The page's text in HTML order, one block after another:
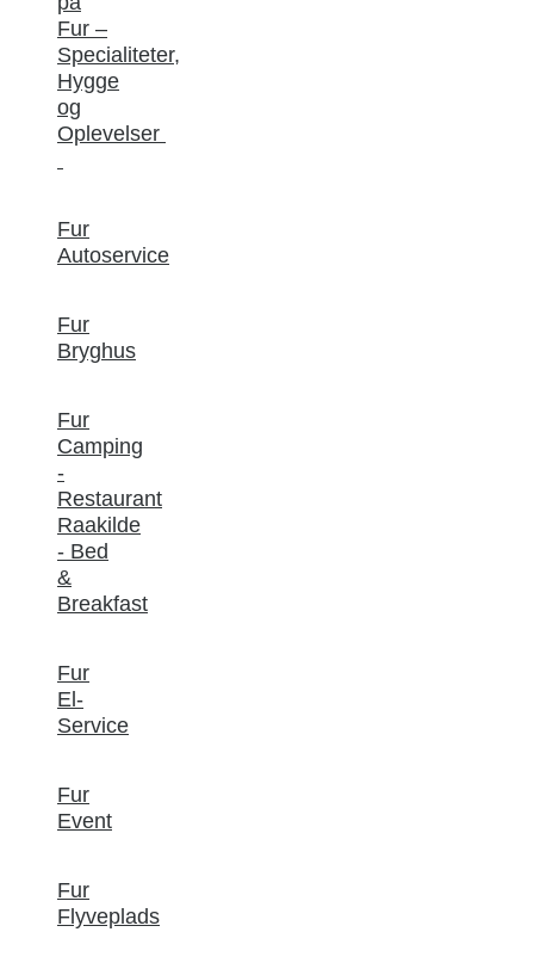
Fur –
Specialiteter,
Hygge
og
Oplevelser
Fur
Autoservice
Fur
Bryghus
Fur
Camping
-
Restaurant
Raakilde
- Bed
&
Breakfast
Fur
El-
Service
Fur
Event
Fur
Flyveplads